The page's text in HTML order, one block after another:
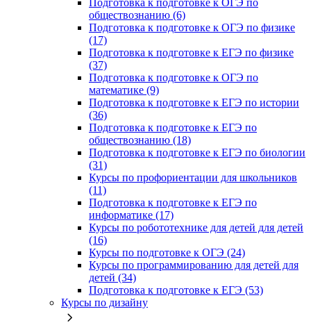
Подготовка к подготовке к ОГЭ по
обществознанию (6)
Подготовка к подготовке к ОГЭ по физике
(17)
Подготовка к подготовке к ЕГЭ по физике
(37)
Подготовка к подготовке к ОГЭ по
математике (9)
Подготовка к подготовке к ЕГЭ по истории
(36)
Подготовка к подготовке к ЕГЭ по
обществознанию (18)
Подготовка к подготовке к ЕГЭ по биологии
(31)
Курсы по профориентации для школьников
(11)
Подготовка к подготовке к ЕГЭ по
информатике (17)
Курсы по робототехнике для детей для детей
(16)
Курсы по подготовке к ОГЭ (24)
Курсы по программированию для детей для
детей (34)
Подготовка к подготовке к ЕГЭ (53)
Курсы по дизайну